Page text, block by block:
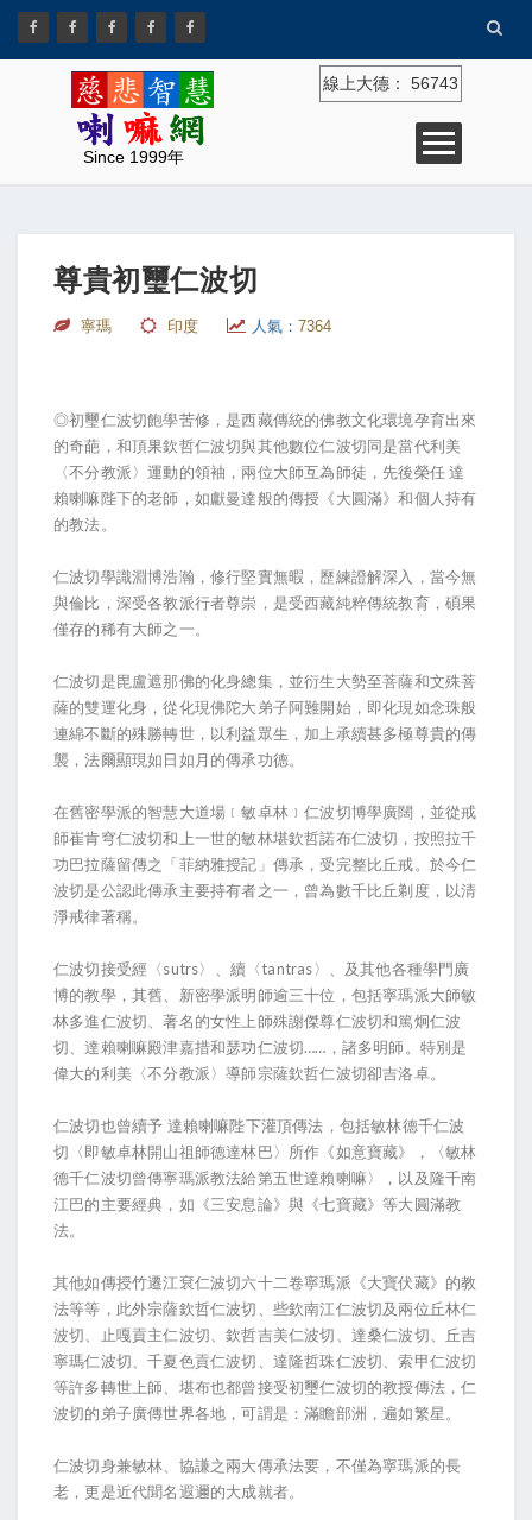
Since 1999年
線上大德： 56743
尊貴初璽仁波切
寧瑪 印度 人氣： 7364
◎初璽仁波切飽學苦修，是西藏傳統的佛教文化環境孕育出來
的奇葩，和頂果欽哲仁波切與其他數位仁波切同是當代利美
〈不分教派〉運動的領袖，兩位大師互為師徒，先後榮任 達
賴喇嘛陛下的老師，如獻曼達般的傳授《大圓滿》和個人持有
的教法。
仁波切學識淵博浩瀚，修行堅實無暇，歷練證解深入，當今無
與倫比，深受各教派行者尊崇，是受西藏純粹傳統教育，碩果
僅存的稀有大師之一。
仁波切是毘盧遮那佛的化身總集，並衍生大勢至菩薩和文殊菩
薩的雙運化身，從化現佛陀大弟子阿難開始，即化現如念珠般
連綿不斷的殊勝轉世，以利益眾生，加上承續甚多極尊貴的傳
襲，法爾顯現如日如月的傳承功德。
在舊密學派的智慧大道場﹝敏卓林﹞仁波切博學廣闊，並從戒
師崔肯穹仁波切和上一世的敏林堪欽哲諾布仁波切，按照拉千
功巴拉薩留傳之「菲納雅授記」傳承，受完整比丘戒。於今仁
波切是公認此傳承主要持有者之一，曾為數千比丘剃度，以清
淨戒律著稱。
仁波切接受經〈sutrs〉、續〈tantras〉、及其他各種學門廣
博的教學，其舊、新密學派明師逾三十位，包括寧瑪派大師敏
林多進仁波切、著名的女性上師殊謝傑尊仁波切和篤炯仁波
切、達賴喇嘛殿津嘉措和瑟功仁波切……，諸多明師。特別是
偉大的利美〈不分教派〉導師宗薩欽哲仁波切卻吉洛卓。
仁波切也曾續予 達賴喇嘛陛下灌頂傳法，包括敏林德千仁波
切〈即敏卓林開山祖師德達林巴〉所作《如意寶藏》，〈敏林
德千仁波切曾傳寧瑪派教法給第五世達賴喇嘛〉，以及隆千南
江巴的主要經典，如《三安息論》與《七寶藏》等大圓滿教
法。
其他如傳授竹遷江袞仁波切六十二卷寧瑪派《大寶伏藏》的教
法等等，此外宗薩欽哲仁波切、些欽南江仁波切及兩位丘林仁
波切、止嘎貢主仁波切、欽哲吉美仁波切、達桑仁波切、丘吉
寧瑪仁波切、千夏色貢仁波切、達隆哲珠仁波切、索甲仁波切
等許多轉世上師、堪布也都曾接受初璽仁波切的教授傳法，仁
波切的弟子廣傳世界各地，可謂是：滿瞻部洲，遍如繁星。
仁波切身兼敏林、協謙之兩大傳承法要，不僅為寧瑪派的長
老，更是近代聞名遐邇的大成就者。